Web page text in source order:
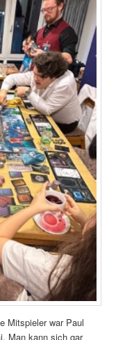
Mitspieler war Paul
Man kann sich gar